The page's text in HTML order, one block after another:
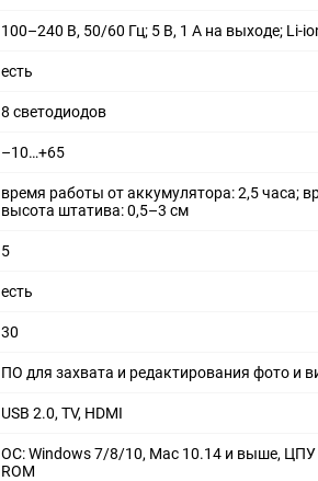
100–240 В, 50/60 Гц; 5 В, 1 A на выходе; Li-
есть
8 светодиодов
–10…+65
время работы от аккумулятора: 2,5 часа;
высота штатива: 0,5–3 см
5
есть
30
ПО для захвата и редактирования фото и
USB 2.0, TV, HDMI
ОС: Windows 7/8/10, Mac 10.14 и выше, ЦПУ
ROM